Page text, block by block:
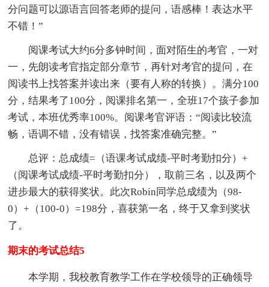
分问题可以源语言回答老师的提问，语感棒！表达水平
不错！”
阅课考试大约6分多钟时间，面对陌生的考官，一对
一，先朗读考官指定部分章节，再针对考官的提问，在
阅读书上找答案并读出来（要有人称的转换）。满分100
分，结果考了100分，阅课排名第一，全班17个孩子参加
考试，本班优秀率100%。阅课考官评语：“阅读比较流
畅，语调不错，没有错误，找答案准确完整。”
总评：总成绩=（语课考试成绩-平时考勤扣分）+
（阅课考试成绩-平时考勤扣分），取前三名，以及两个
进步最大的获得奖状。此次Robin同学总成绩为（98-
0）+（100-0）=198分，喜获第一名，终于又拿到奖状
了。
期末的考试总结5
本学期，我校教育教学工作在学校领导的正确领导